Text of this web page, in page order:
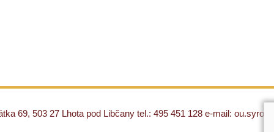
69, 503 27 Lhota pod Libčany tel.: 495 451 128 e-mail: